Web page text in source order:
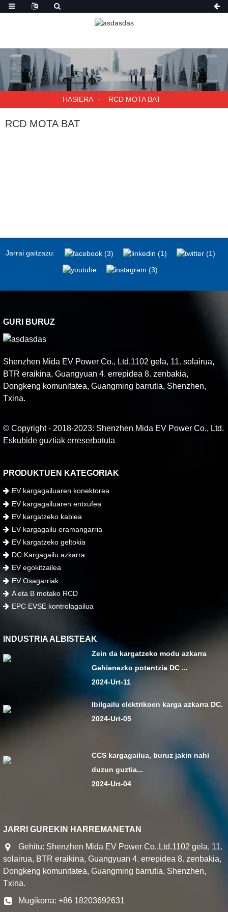
HASIERA RCD MOTA BAT
RCD MOTA BAT
Jarrai gaitzazu:
GURI BURUZ
Shenzhen Mida EV Power Co., Ltd.1102 gela, 11. solairua,
BTR eraikina, Guangyuan 4. errepidea 8. zenbakia,
Dongkeng komunitatea, Guangming barrutia, Shenzhen,
Txina.
© Copyright - 2018-2023: Shenzhen Mida EV Power Co., Ltd.
Eskubide guztiak erreserbatuta
PRODUKTUEN KATEGORIAK
EV kargagailuaren konektorea
EV kargagailuaren entxufea
EV kargatzeko kablea
EV kargagailu eramangarria
EV kargatzeko geltokia
DC Kargagailu azkarra
EV egokitzailea
EV Osagarriak
A eta B motako RCD
EPC EVSE kontrolagailua
INDUSTRIA ALBISTEAK
Zein da kargatzeko modu azkarra
Gehienezko potentzia DC ...
2024-Urt-11
Ibilgailu elektrikoen karga azkarra DC.
2024-Urt-05
CCS kargagailua, buruz jakin nahi
duzun guztia...
2024-Urt-04
JARRI GUREKIN HARREMANETAN
Gehitu: Shenzhen Mida EV Power Co.,Ltd.1102 gela, 11.
solairua, BTR eraikina, Guangyuan 4. errepidea 8. zenbakia,
Dongkeng komunitatea, Guangming barrutia, Shenzhen,
Txina.
Mugikorra: +86 18203692631